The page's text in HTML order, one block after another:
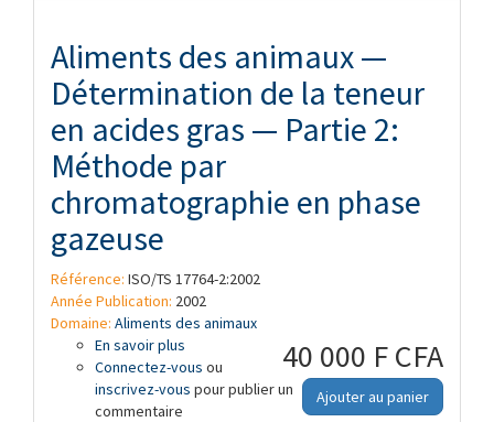
Aliments des animaux —
Détermination de la teneur
en acides gras — Partie 2:
Méthode par
chromatographie en phase
gazeuse
Référence: ISO/TS 17764-2:2002
Année Publication: 2002
Domaine: Aliments des animaux
40 000 F CFA
Ajouter au panier
En savoir plus à propos de Aliments des animaux —
Détermination de la teneur en acides
gras — Partie 2: Méthode par
chromatographie en phase gazeuse
Connectez-vous ou
inscrivez-vous pour publier un
commentaire